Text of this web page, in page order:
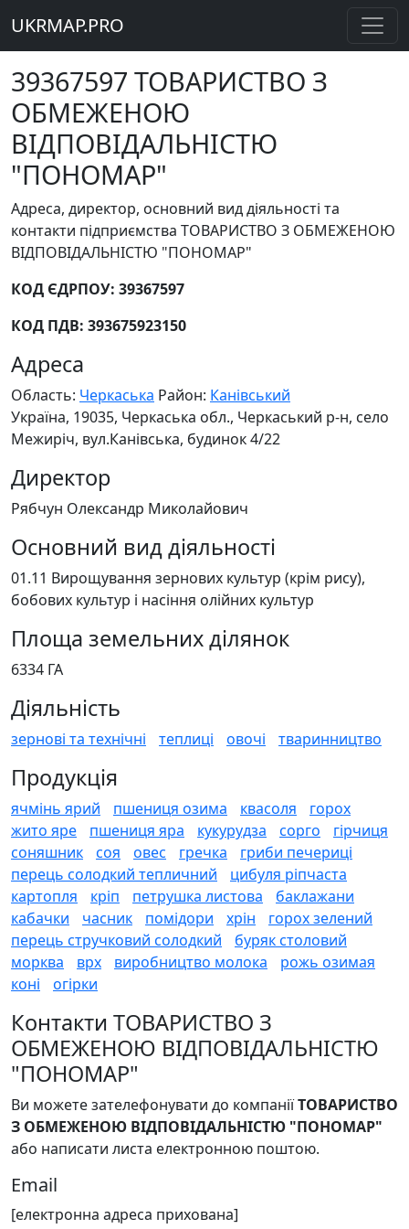
UKRMAP.PRO
39367597 ТОВАРИСТВО З
ОБМЕЖЕНОЮ
ВІДПОВІДАЛЬНІСТЮ
"ПОНОМАР"
Адреса, директор, основний вид діяльності та
контакти підприємства ТОВАРИСТВО З ОБМЕЖЕНОЮ
ВІДПОВІДАЛЬНІСТЮ "ПОНОМАР"
КОД ЄДРПОУ: 39367597
КОД ПДВ: 393675923150
Адреса
Область: Черкаська Район: Канівський
Україна, 19035, Черкаська обл., Черкаський р-н, село
Межиріч, вул.Канівська, будинок 4/22
Директор
Рябчун Олександр Миколайович
Основний вид діяльності
01.11 Вирощування зернових культур (крім рису),
бобових культур і насіння олійних культур
Площа земельних ділянок
6334 ГА
Діяльність
зернові та технічні теплиці овочі тваринництво
Продукція
ячмінь ярий пшениця озима квасоля
горох
жито яре
пшениця яра кукурудза сорго
гірчиця
соняшник
соя овес гречка
гриби печериці
перець солодкий тепличний
цибуля ріпчаста
картопля
кріп петрушка листова
баклажани
кабачки
часник помідори хрін
горох зелений
перець стручковий солодкий
буряк столовий
морква
врх виробництво молока
рожь озимая
коні
огірки
Контакти ТОВАРИСТВО З
ОБМЕЖЕНОЮ ВІДПОВІДАЛЬНІСТЮ
"ПОНОМАР"
Ви можете зателефонувати до компаніїТОВАРИСТВО
З ОБМЕЖЕНОЮ ВІДПОВІДАЛЬНІСТЮ "ПОНОМАР"
або написати листа електронною поштою.
Email
[електронна адреса прихована]